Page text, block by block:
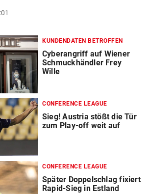
KUNDENDATEN BETROFFEN
Cyberangriff auf Wiener
Schmuckhändler Frey
Wille
CONFERENCE LEAGUE
Sieg! Austria stößt die Tür
zum Play-off weit auf
CONFERENCE LEAGUE
Später Doppelschlag fixiert
Rapid-Sieg in Estland